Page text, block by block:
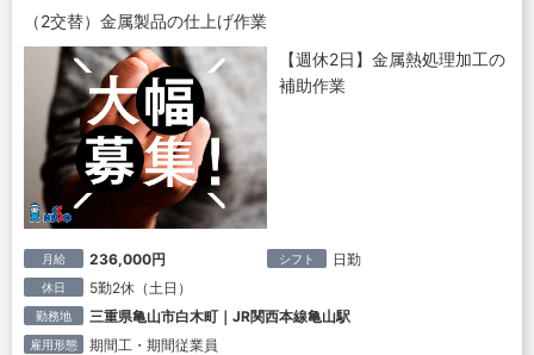
（2交替）金属製品の仕上げ作業
【週休2日】金属熱処理加工の
補助作業
月給 236,000円 シフト 日勤
休日 5勤2休（土日）
勤務地 三重県亀山市白木町｜JR関西本線亀山駅
雇用形態 期間工・期間従業員